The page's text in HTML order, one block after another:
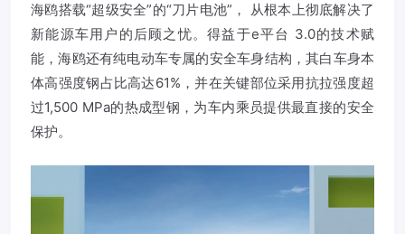
海鸥搭载“超级安全”的“刀片电池”， 从根本上彻底解决了
新能源车用户的后顾之忧。得益于e平台 3.0的技术赋
能，海鸥还有纯电动车专属的安全车身结构，其白车身本
体高强度钢占比高达61%，并在关键部位采用抗拉强度超
过1,500 MPa的热成型钢，为车内乘员提供最直接的安全
保护。